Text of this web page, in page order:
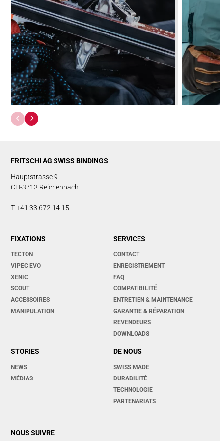
FRITSCHI AG SWISS BINDINGS
Hauptstrasse 9
CH-3713 Reichenbach
T +41 33 672 14 15
FIXATIONS
TECTON
VIPEC EVO
XENIC
SCOUT
ACCESSOIRES
MANIPULATION
SERVICES
CONTACT
ENREGISTREMENT
FAQ
COMPATIBILITÉ
ENTRETIEN & MAINTENANCE
GARANTIE & RÉPARATION
REVENDEURS
DOWNLOADS
STORIES
NEWS
MÉDIAS
DE NOUS
SWISS MADE
DURABILITÉ
TECHNOLOGIE
PARTENARIATS
NOUS SUIVRE